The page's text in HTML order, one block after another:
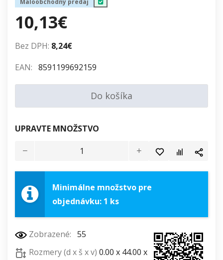
Maloobchodný predaj
10,13€
Bez DPH: 8,24€
EAN: 8591199692159
Do košíka
UPRAVTE MNOŽSTVO
Minimálne množstvo pre
objednávku: 1 ks
Zobrazené: 55
Rozmery (d x š x v) 0.00 x 44.00 x